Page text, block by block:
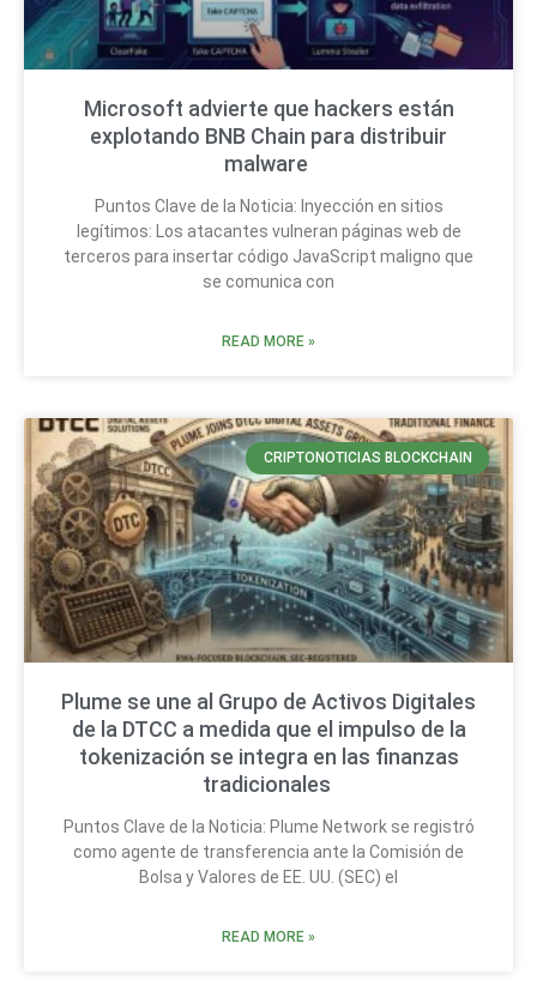
Microsoft advierte que hackers están
explotando BNB Chain para distribuir
malware
Puntos Clave de la Noticia: Inyección en sitios
legítimos: Los atacantes vulneran páginas web de
terceros para insertar código JavaScript maligno que
se comunica con
READ MORE »
CRIPTONOTICIAS BLOCKCHAIN
Plume se une al Grupo de Activos Digitales
de la DTCC a medida que el impulso de la
tokenización se integra en las finanzas
tradicionales
Puntos Clave de la Noticia: Plume Network se registró
como agente de transferencia ante la Comisión de
Bolsa y Valores de EE. UU. (SEC) el
READ MORE »